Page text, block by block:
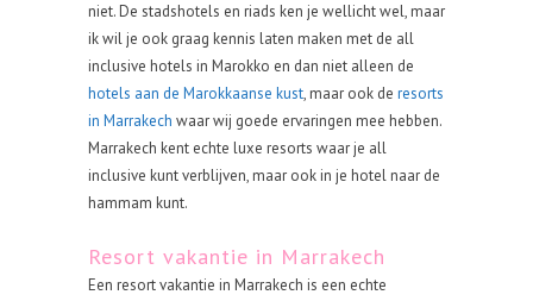
niet. De stadshotels en riads ken je wellicht wel, maar
ik wil je ook graag kennis laten maken met de all
inclusive hotels in Marokko en dan niet alleen de
hotels aan de Marokkaanse kust, maar ook de resorts
in Marrakech waar wij goede ervaringen mee hebben.
Marrakech kent echte luxe resorts waar je all
inclusive kunt verblijven, maar ook in je hotel naar de
hammam kunt.
Resort vakantie in Marrakech
Een resort vakantie in Marrakech is een echte